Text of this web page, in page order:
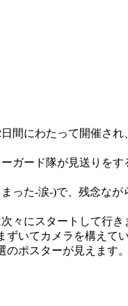
間にわたって開催され
ガード隊が見送りをす
った-涙-)で、残念なが
々にスタートして行
いてカメラを構えて
ポスターが見えます。